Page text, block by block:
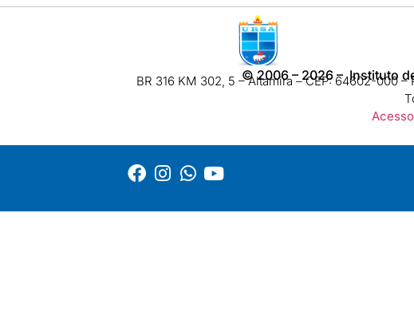
©2006 – 2026– Instituto
BR 316 KM 302, 5 – Altamira – CEP: 64602-000